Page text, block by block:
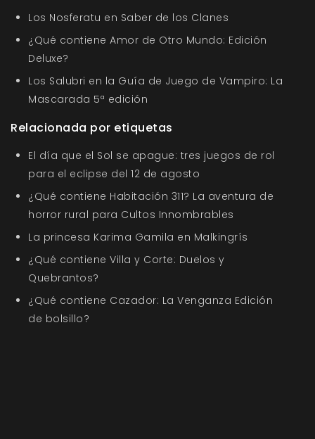
Los Nosferatu en Saber de los Clanes
¿Qué contiene Amor de Otro Mundo: Edición
Deluxe?
Los Salubri en la Guía de Juego de Vampiro: La
Mascarada 5ª edición
Relacionada por etiquetas
El día que el Sol se apague: tres juegos de rol
para el eclipse del 12 de agosto
¿Qué contiene Habitación 311? La aventura de
horror rural para Cultos Innombrables
La princesa Karima Gamila en Malkingrís
¿Qué contiene Villa y Corte: Duelos y
Quebrantos?
¿Qué contiene Cazador: La Venganza Edición
de bolsillo?